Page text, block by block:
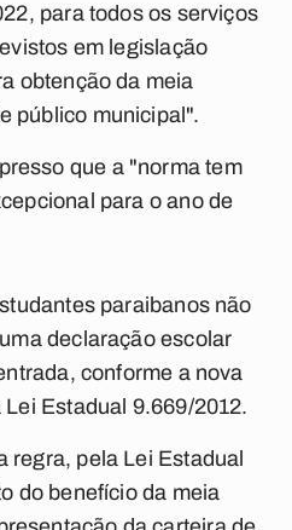
para todos os serviços
em legislação
obtenção da meia
público municipal".
que a "norma tem
para o ano de
paraibanos não
declaração escolar
conforme a nova
Estadual 9.669/2012.
regra, pela Lei Estadual
do benefício da meia